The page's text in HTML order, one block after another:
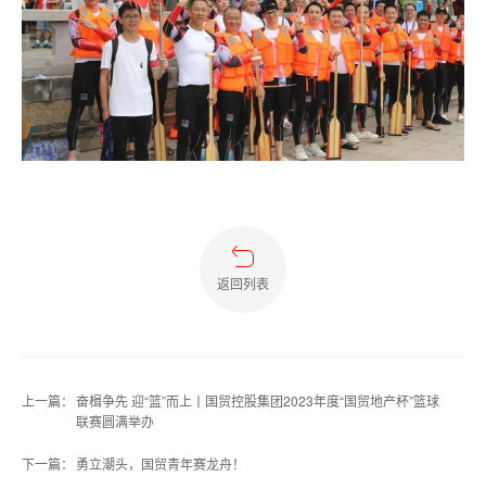
返回列表
上一篇： 奋楫争先 迎“篮”而上丨国贸控股集团2023年度“国贸地产杯”篮球
联赛圆满举办
下一篇： 勇立潮头，国贸青年赛龙舟！